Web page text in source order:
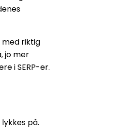
med riktig
jo mer
i SERP-er.
på.